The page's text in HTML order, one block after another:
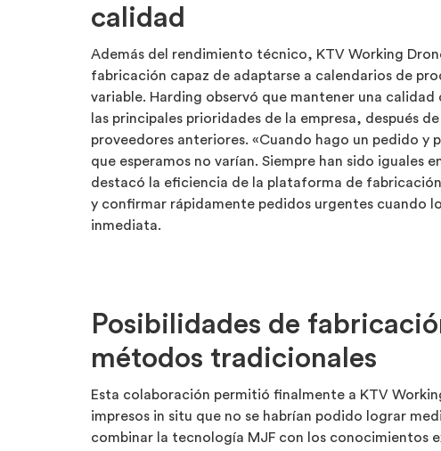
calidad
Además del rendimiento técnico, KTV Working
fabricación capaz de adaptarse a calendarios de
variable. Harding observó que mantener una
las principales prioridades de la empresa, después
proveedores anteriores. «Cuando hago un pedido
que esperamos no varían. Siempre han sido iguales
destacó la eficiencia de la plataforma de
y confirmar rápidamente pedidos urgentes cuando
inmediata.
Posibilidades de
métodos tradicionales
Esta colaboración permitió finalmente a KTV
impresos in situ que no se habrían podido lograr
combinar la tecnología MJF con los conocimientos